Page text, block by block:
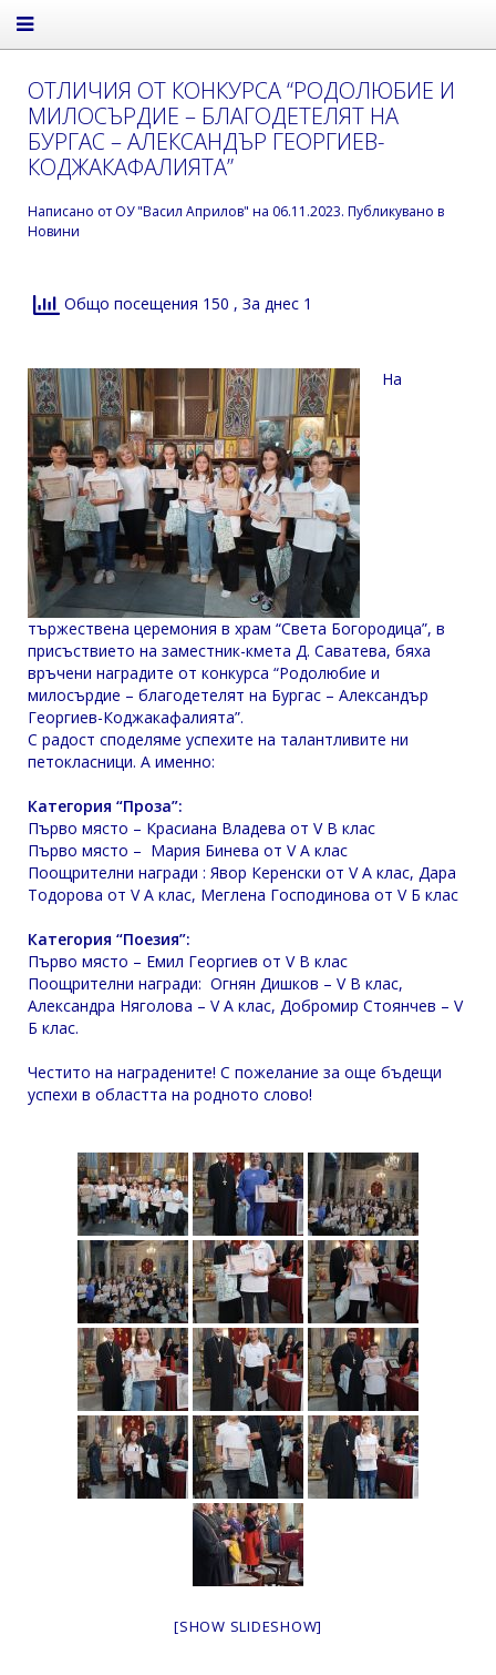
ОТЛИЧИЯ ОТ КОНКУРСА “РОДОЛЮБИЕ И
МИЛОСЪРДИЕ – БЛАГОДЕТЕЛЯТ НА
БУРГАС – АЛЕКСАНДЪР ГЕОРГИЕВ-
КОДЖАКАФАЛИЯТА”
Написано от ОУ "Васил Априлов" на 06.11.2023. Публикувано в
Новини
Общо посещения 150 , За днес 1
На
тържествена церемония в храм “Света Богородица”, в
присъствието на заместник-кмета Д. Саватева, бяха
връчени наградите от конкурса “Родолюбие и
милосърдие – благодетелят на Бургас – Александър
Георгиев-Коджакафалията”.
С радост споделяме успехите на талантливите ни
петокласници. А именно:
Категория “Проза”:
Първо място – Красиана Владева от V В клас
Първо място – Мария Бинева от V А клас
Поощрителни награди : Явор Керенски от V A клас, Дара
Тодорова от V А клас, Меглена Господинова от V Б клас
Категория “Поезия”:
Първо място – Емил Георгиев от V В клас
Поощрителни награди: Огнян Дишков – V В клас,
Александра Няголова – V А клас, Добромир Стоянчев – V
Б клас.
Честито на наградените! С пожелание за още бъдещи
успехи в областта на родното слово!
[SHOW SLIDESHOW]